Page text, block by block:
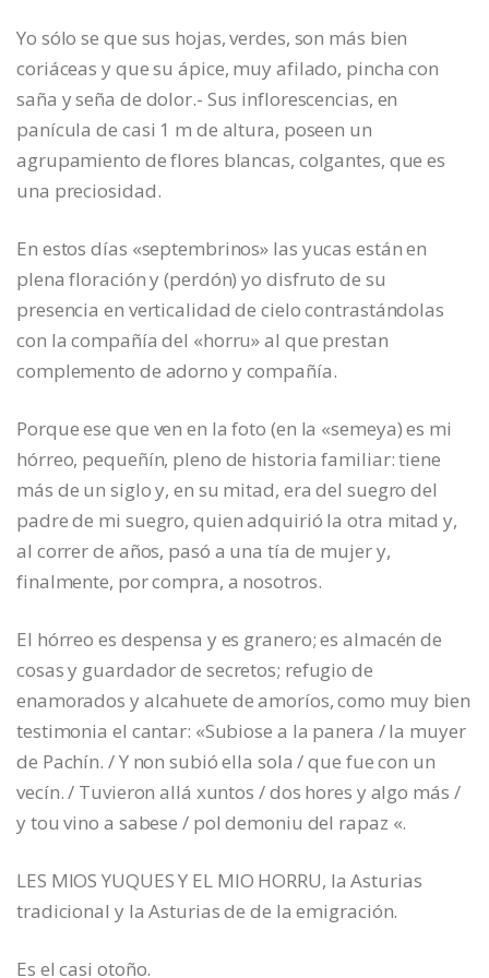
Yo sólo se que sus hojas, verdes, son más bien
coriáceas y que su ápice, muy afilado, pincha con
saña y seña de dolor.- Sus inflorescencias, en
panícula de casi 1 m de altura, poseen un
agrupamiento de flores blancas, colgantes, que es
una preciosidad.
En estos días «septembrinos» las yucas están en
plena floración y (perdón) yo disfruto de su
presencia en verticalidad de cielo contrastándolas
con la compañía del «horru» al que prestan
complemento de adorno y compañía.
Porque ese que ven en la foto (en la «semeya) es mi
hórreo, pequeñín, pleno de historia familiar: tiene
más de un siglo y, en su mitad, era del suegro del
padre de mi suegro, quien adquirió la otra mitad y,
al correr de años, pasó a una tía de mujer y,
finalmente, por compra, a nosotros.
El hórreo es despensa y es granero; es almacén de
cosas y guardador de secretos; refugio de
enamorados y alcahuete de amoríos, como muy bien
testimonia el cantar: «Subiose a la panera / la muyer
de Pachín. / Y non subió ella sola / que fue con un
vecín. / Tuvieron allá xuntos / dos hores y algo más /
y tou vino a sabese / pol demoniu del rapaz «.
LES MIOS YUQUES Y EL MIO HORRU, la Asturias
tradicional y la Asturias de de la emigración.
Es el casi otoño.